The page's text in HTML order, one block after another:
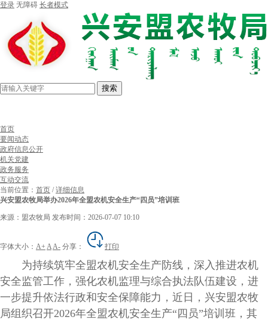
登录 无障碍 长者模式
搜索
首页
要闻动态
政府信息公开
机关党建
政务服务
互动交流
当前位置： 首页 /详细信息
兴安盟农牧局举办2026年全盟农机安全生产“四员”培训班
来源：盟农牧局 发布时间：2026-07-07 10:10
字体大小： A+ AA- 分享： 打印
为持续筑牢全盟农机安全生产防线，深入推进农机
安全监管工作，强化农机监理与综合执法队伍建设，进
一步提升依法行政和安全保障能力，近日，兴安盟农牧
局组织召开2026年全盟农机安全生产“四员”培训班，其